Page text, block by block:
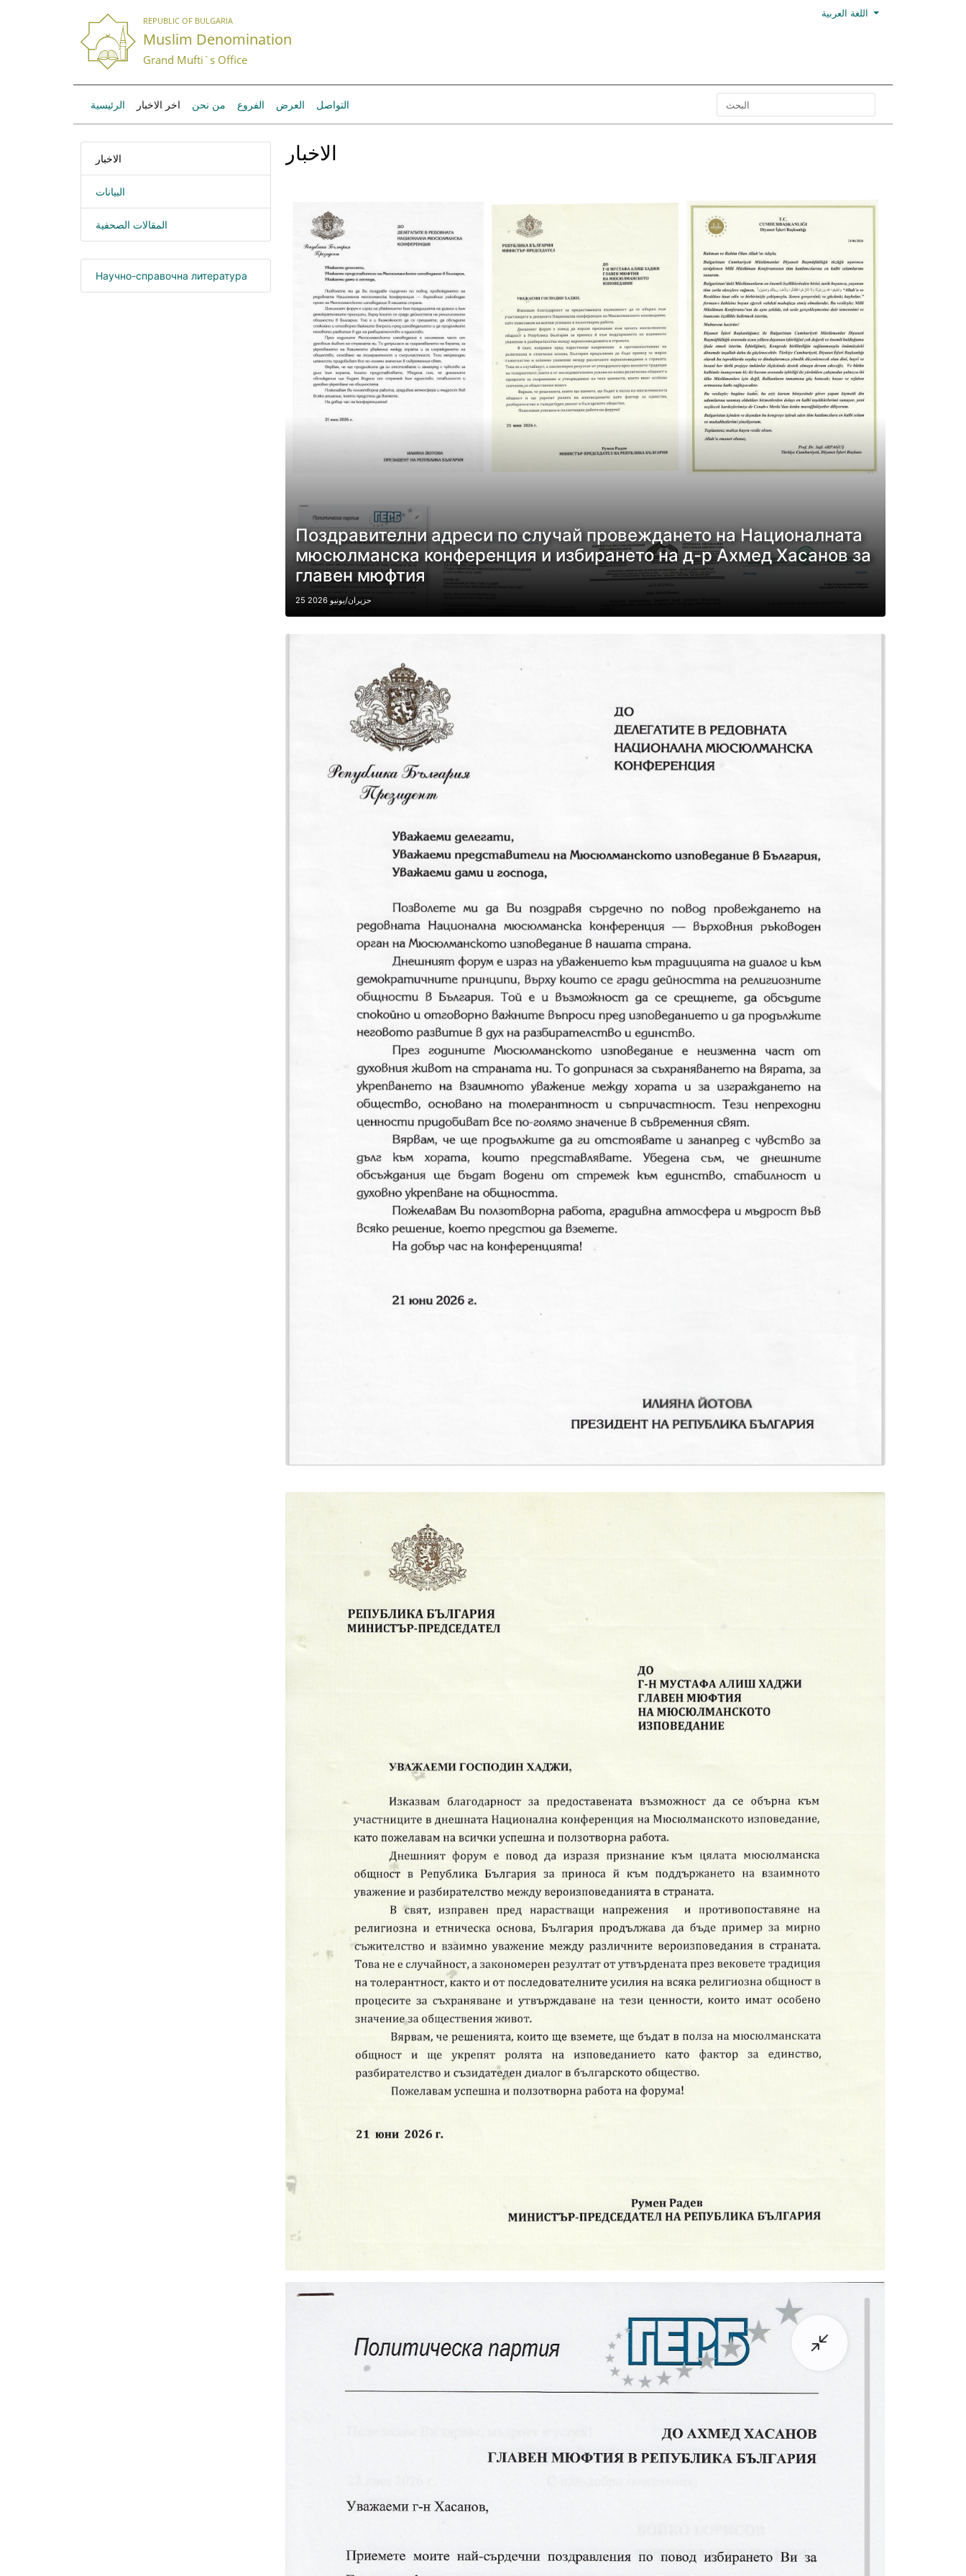
REPUBLIC OF BULGARIA
Muslim Denomination
Grand Mufti`s Office
اللغة العربية
الرئيسية اخر الاخبار من نحن الفروع العرض التواصل
الاخبار
البيانات
المقالات الصحفية
Научно-справочна литература
الاخبار
Поздравителни адреси по случай провеждането на Националната
мюсюлманска конференция и избирането на д-р Ахмед Хасанов за
главен мюфтия
25 حزيران/يونيو 2026